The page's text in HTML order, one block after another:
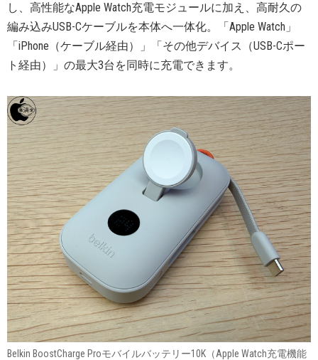
し、高性能なApple Watch充電モジュールに加え、高耐久の
編み込みUSB-Cケーブルを本体へ一体化。「Apple Watch」
「iPhone（ケーブル経由）」「その他デバイス（USB-Cポー
ト経由）」の最大3台を同時に充電できます。
Belkin BoostCharge Proモバイルバッテリー10K（Apple Watch充電機能